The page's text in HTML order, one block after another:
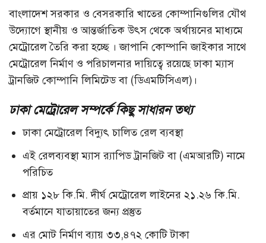
বাংলাদেশ সরকার ও বেসরকারি খাতের কোম্পানিগুলির যৌথ
উদ্যোগে স্থানীয় ও আন্তর্জাতিক উৎস থেকে অর্থায়নের মাধ্যমে
মেট্রোরেল তৈরি করা হচ্ছে । জাপানি কোম্পানি জাইকার সাথে
মেট্রোরেল নির্মাণ ও পরিচালনার দায়িত্বে রয়েছে ঢাকা ম্যাস
ট্রানজিট কোম্পানি লিমিটেড বা (ডিএমটিসিএল)।
ঢাকা মেট্রোরেল সম্পর্কে কিছু সাধারন তথ্য
ঢাকা মেট্রোরেল বিদ্যুৎ চালিত রেল ব্যবস্থা
এই রেলব্যবস্থা ম্যাস র‍্যাপিড ট্রানজিট বা (এমআরটি) নামে
পরিচিত
প্রায় ১২৮ কি.মি. দীর্ঘ মেট্রোরেল লাইনের ২১.২৬ কি.মি.
বর্তমানে যাতায়াতের জন্য প্রস্তুত
এর মোট নির্মাণ ব্যায় ৩৩,৪৭২ কোটি টাকা